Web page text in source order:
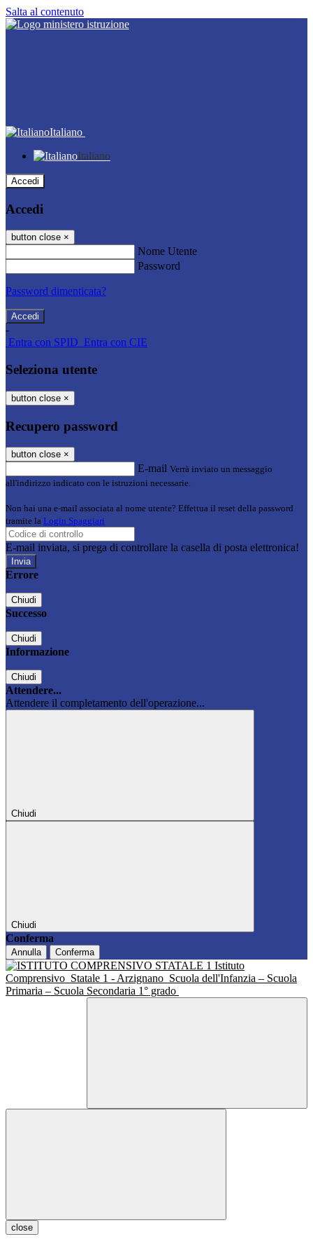
Salta al contenuto
Italiano
Italiano
Accedi
Accedi
button close ×
Nome Utente
Password
Password dimenticata?
-
Entra con SPID Entra con CIE
Seleziona utente
button close ×
Recupero password
button close ×
E-mail Verrà inviato un messaggio
all'indirizzo indicato con le istruzioni necessarie.
Non hai una e-mail associata al nome utente? Effettua il reset della password
tramite la Login Spaggiari
E-mail inviata, si prega di controllare la casella di posta elettronica!
Errore
Chiudi
Successo
Chiudi
Informazione
Chiudi
Attendere...
Attendere il completamento dell'operazione...
Chiudi
Chiudi
Conferma
Annulla Conferma
Istituto
Comprensivo Statale 1 - Arzignano Scuola dell'Infanzia – Scuola
Primaria – Scuola Secondaria 1° grado
close